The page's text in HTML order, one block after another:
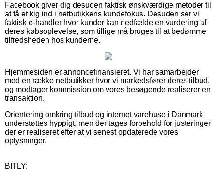
Facebook giver dig desuden faktisk ønskværdige metoder til
at få et kig ind i netbutikkens kundefokus. Desuden ser vi
faktisk e-handler hvor kunder kan nedfælde en vurdering af
deres købsoplevelse, som tillige må bruges til at bedømme
tilfredsheden hos kunderne.
Hjemmesiden er annoncefinansieret. Vi har samarbejder
med en række netbutikker hvor vi markedsfører deres tilbud,
og modtager kommission om vores besøgende realiserer en
transaktion.
Orientering omkring tilbud og internet varehuse i Danmark
understøttes hyppigt, men der tages forbehold for justeringer
der er realiseret efter at vi senest opdaterede vores
oplysninger.
BITLY: